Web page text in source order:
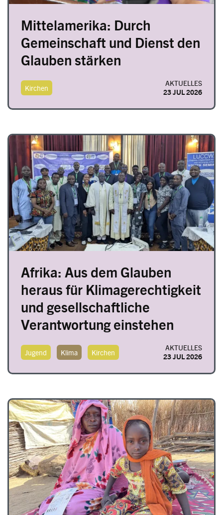
Mittelamerika: Durch
Gemeinschaft und Dienst den
Glauben stärken
Kirchen
AKTUELLES
23 JUL 2026
Image
Afrika: Aus dem Glauben
heraus für Klimagerechtigkeit
und gesellschaftliche
Verantwortung einstehen
Jugend Klima Kirchen
AKTUELLES
23 JUL 2026
Image